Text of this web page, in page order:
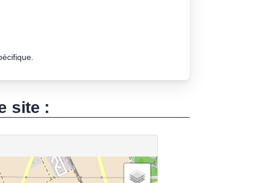
site :